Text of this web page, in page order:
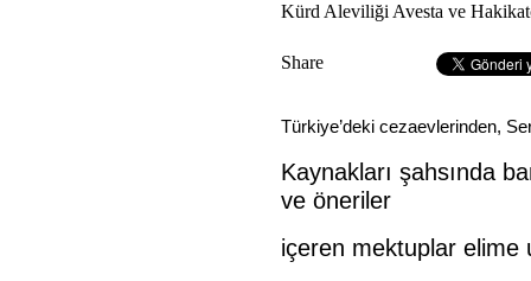
Kürd Aleviliği Avesta ve
Share
Türkiye’deki cezaevlerinden,
Kaynakları şahsında
ve öneriler
içeren mektuplar elime